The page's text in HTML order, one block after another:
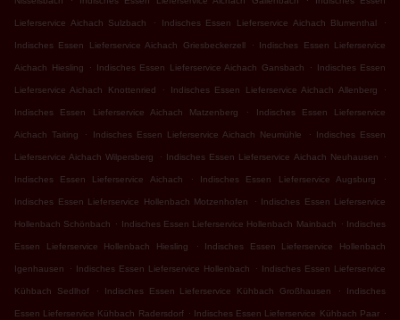
Lieferservice Aichach Sulzbach . Indisches Essen Lieferservice Aichach Blumenthal .
Indisches Essen Lieferservice Aichach Griesbeckerzell . Indisches Essen Lieferservice
Aichach Hiesling . Indisches Essen Lieferservice Aichach Gansbach . Indisches Essen
Lieferservice Aichach Knottenried . Indisches Essen Lieferservice Aichach Allenberg .
Indisches Essen Lieferservice Aichach Matzenberg . Indisches Essen Lieferservice
Aichach Taiting . Indisches Essen Lieferservice Aichach Neumühle . Indisches Essen
Lieferservice Aichach Wilpersberg . Indisches Essen Lieferservice Aichach Neuhausen .
Indisches Essen Lieferservice Aichach . Indisches Essen Lieferservice Augsburg .
Indisches Essen Lieferservice Hollenbach Motzenhofen . Indisches Essen Lieferservice
Hollenbach Schönbach . Indisches Essen Lieferservice Hollenbach Mainbach . Indisches
Essen Lieferservice Hollenbach Hiesling . Indisches Essen Lieferservice Hollenbach
Igenhausen . Indisches Essen Lieferservice Hollenbach . Indisches Essen Lieferservice
Kühbach Sedlhof . Indisches Essen Lieferservice Kühbach Großhausen . Indisches
Essen Lieferservice Kühbach Radersdorf . Indisches Essen Lieferservice Kühbach Paar .